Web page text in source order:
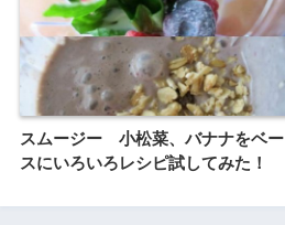
スムージー 小松菜、バナナをベー
スにいろいろレシピ試してみた！